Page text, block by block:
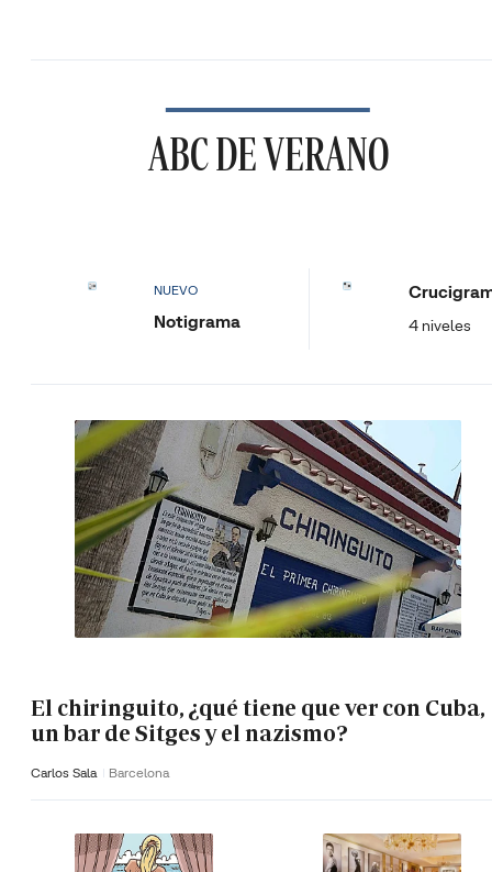
ABC DE VERANO
NUEVO
Notigrama 4 niveles
El chiringuito, ¿qué tiene que ver con Cuba,
un bar de Sitges y el nazismo?
Carlos Sala Barcelona